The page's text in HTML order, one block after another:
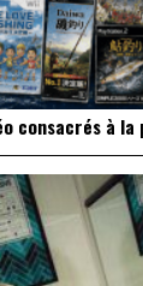
consacrés à la